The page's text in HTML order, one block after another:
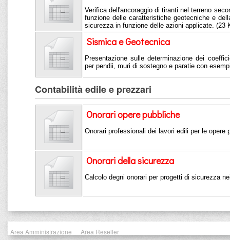
Verifica dell'ancoraggio di tiranti nel terreno
funzione delle caratteristiche geotecniche e
sicurezza in funzione delle azioni applicate. (23
Sismica e Geotecnica
Presentazione sulle determinazione dei
per pendii, muri di sostegno e paratie con
Contabilità edile e prezzari
Onorari opere pubbliche
Onorari professionali dei lavori edili per le opere
Onorari della sicurezza
Calcolo degni onorari per progetti di sicurezza
Area Amministrazione
Area Reseller